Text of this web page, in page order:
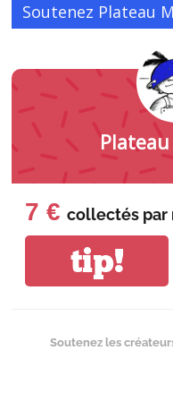
Soutenez Plateau
7 € collectés par
tip!
Soutenez les